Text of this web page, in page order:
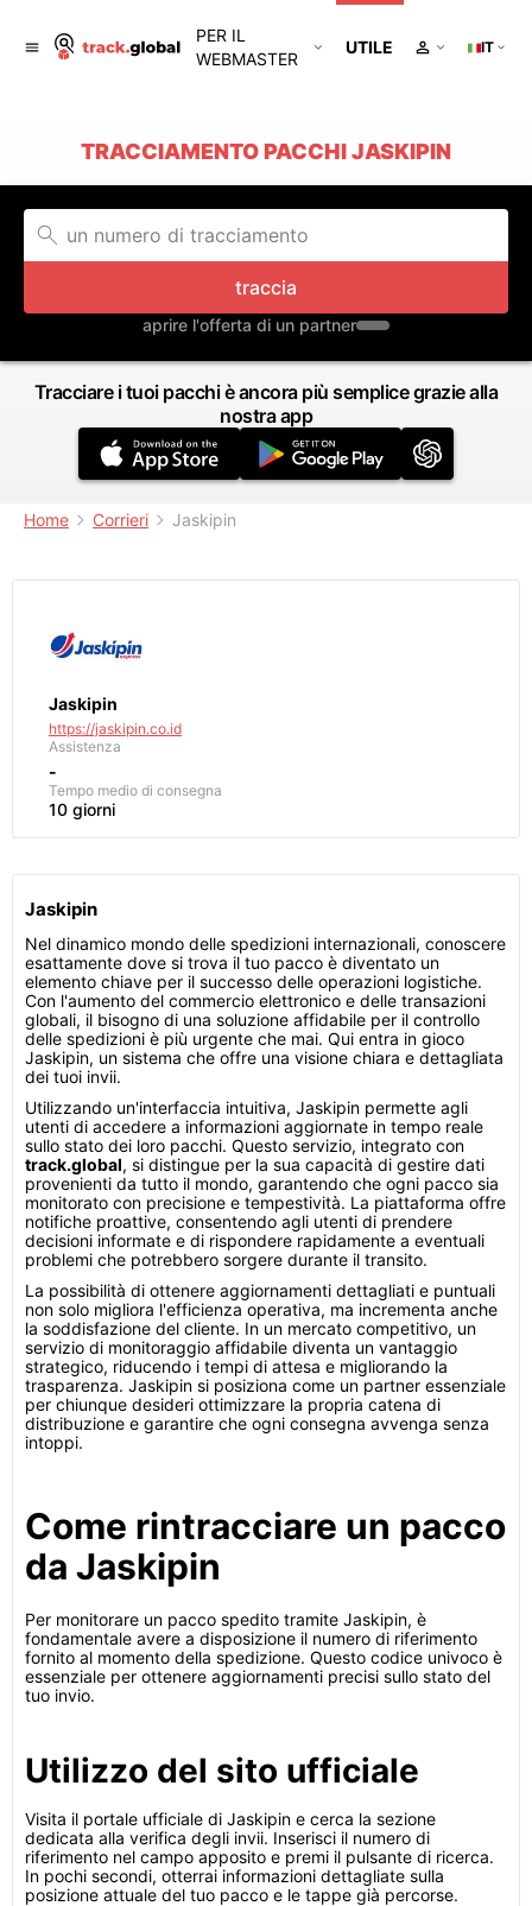
PER IL
WEBMASTER
UTILE IT
TRACCIAMENTO PACCHI JASKIPIN
traccia
aprire l'offerta di un partner
Tracciare i tuoi pacchi è ancora più semplice grazie alla
nostra app
Home Corrieri Jaskipin
Jaskipin
https://jaskipin.co.id
Assistenza
-
Tempo medio di consegna
10 giorni
Jaskipin
Nel dinamico mondo delle spedizioni internazionali, conoscere
esattamente dove si trova il tuo pacco è diventato un
elemento chiave per il successo delle operazioni logistiche.
Con l'aumento del commercio elettronico e delle transazioni
globali, il bisogno di una soluzione affidabile per il controllo
delle spedizioni è più urgente che mai. Qui entra in gioco
Jaskipin, un sistema che offre una visione chiara e dettagliata
dei tuoi invii.
Utilizzando un'interfaccia intuitiva, Jaskipin permette agli
utenti di accedere a informazioni aggiornate in tempo reale
sullo stato dei loro pacchi. Questo servizio, integrato con
track.global, si distingue per la sua capacità di gestire dati
provenienti da tutto il mondo, garantendo che ogni pacco sia
monitorato con precisione e tempestività. La piattaforma offre
notifiche proattive, consentendo agli utenti di prendere
decisioni informate e di rispondere rapidamente a eventuali
problemi che potrebbero sorgere durante il transito.
La possibilità di ottenere aggiornamenti dettagliati e puntuali
non solo migliora l'efficienza operativa, ma incrementa anche
la soddisfazione del cliente. In un mercato competitivo, un
servizio di monitoraggio affidabile diventa un vantaggio
strategico, riducendo i tempi di attesa e migliorando la
trasparenza. Jaskipin si posiziona come un partner essenziale
per chiunque desideri ottimizzare la propria catena di
distribuzione e garantire che ogni consegna avvenga senza
intoppi.
Come rintracciare un pacco
da Jaskipin
Per monitorare un pacco spedito tramite Jaskipin, è
fondamentale avere a disposizione il numero di riferimento
fornito al momento della spedizione. Questo codice univoco è
essenziale per ottenere aggiornamenti precisi sullo stato del
tuo invio.
Utilizzo del sito ufficiale
Visita il portale ufficiale di Jaskipin e cerca la sezione
dedicata alla verifica degli invii. Inserisci il numero di
riferimento nel campo apposito e premi il pulsante di ricerca.
In pochi secondi, otterrai informazioni dettagliate sulla
posizione attuale del tuo pacco e le tappe già percorse.